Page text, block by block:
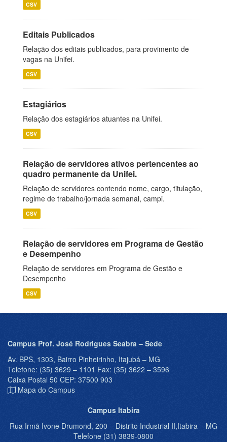
CSV
Editais Publicados
Relação dos editais publicados, para provimento de
vagas na Unifei.
CSV
Estagiários
Relação dos estagiários atuantes na Unifei.
CSV
Relação de servidores ativos pertencentes ao
quadro permanente da Unifei.
Relação de servidores contendo nome, cargo, titulação,
regime de trabalho/jornada semanal, campi.
CSV
Relação de servidores em Programa de Gestão
e Desempenho
Relação de servidores em Programa de Gestão e
Desempenho
CSV
Campus Prof. José Rodrigues Seabra – Sede
Av. BPS, 1303, Bairro Pinheirinho, Itajubá – MG
Telefone: (35) 3629 – 1101 Fax: (35) 3622 – 3596
Caixa Postal 50 CEP: 37500 903
Mapa do Campus
Campus Itabira
Rua Irmã Ivone Drumond, 200 – Distrito Industrial II,Itabira – MG
Telefone (31) 3839-0800